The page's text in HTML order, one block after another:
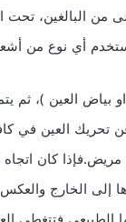
البالغين، تحت
أي نوع من
بياض العين )، ثم
العين في كافة
كان
إلى الخارج